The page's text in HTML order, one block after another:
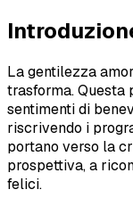
La gentilezza
trasforma. Questa
sentimenti di
riscrivendo i
portano verso la
prospettiva, a
felici.